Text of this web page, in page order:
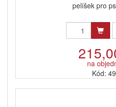
pelíšek pro
na
Kód: